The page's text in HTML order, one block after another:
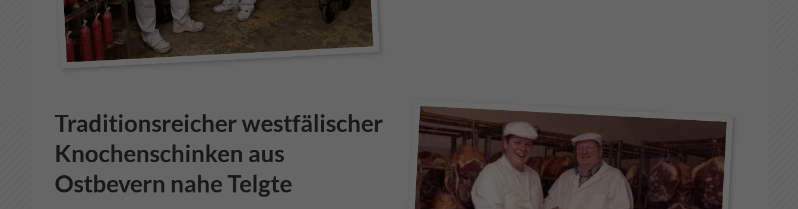
Traditionsreicher westfälischer
Knochenschinken aus
Ostbevern nahe Telgte